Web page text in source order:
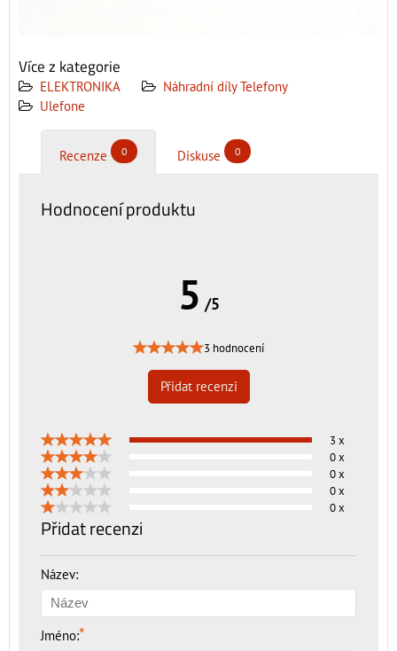
Více z kategorie
ELEKTRONIKA
Náhradní díly Telefony
Ulefone
Recenze 0 Diskuse 0
Hodnocení produktu
5 /5
3 hodnocení
Přidat recenzi
3 x
0 x
0 x
0 x
0 x
Přidat recenzi
Název:
Jméno:*